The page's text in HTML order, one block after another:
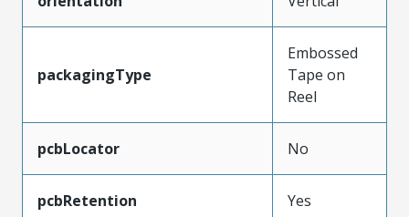
packagingType
Embossed
Tape on
Reel
pcbLocator No
pcbRetention Yes